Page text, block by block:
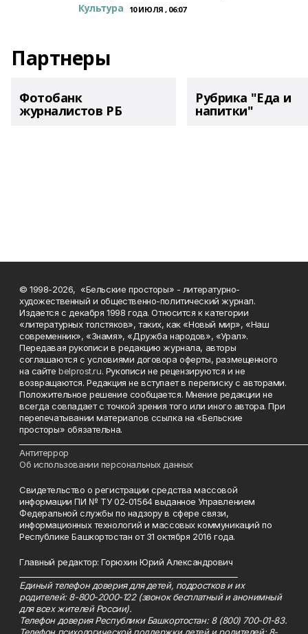
Культура 10 ИЮЛЯ , 06:07
Партнеры
Фотобанк
журналистов РБ
Рубрика "Еда и
напитки"
© 1998-2026, «Бельские просторы» - литературно-
художественный и общественно-политический журнал.
Издается с декабря 1998 года. Относится к категории
«литературных толстяков», таких, как «Новый мир», «Наш
современник», «Знамя», «Дружба народов», «Урал».
Передавая рукописи в редакцию журнала, авторы
соглашаются с условиями договора оферты, размещенного
на сайтеbelprost.ru. Рукописи не рецензируются и не
возвращаются. Редакция не вступает в переписку с авторами.
Положительное решение сообщается. Мнение редакции не
всегда совпадает с точкой зрения того или иного автора. При
перепечатывании материалов ссылка на «Бельские
просторы» обязательна.
Антитеррор
Об использовании персональных данных
Свидетельство о регистрации средства массовой
информации ПИ № ТУ 02-01564 выданное Управлением
Федеральной службы по надзору в сфере связи,
информационных технологий и массовых коммуникаций по
Республике Башкортостан от 31 октября 2016 года.
Главный редактор: Горюхин Юрий Александрович
Единый телефон доверия для детей, подростков и их
родителей: 8-800-2000-122 (звонок бесплатный и анонимный
для всех жителей России).
Телефон доверия Республики Башкортостан: 8 (800) 700-01-83.